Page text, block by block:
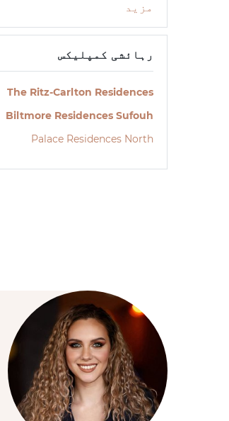
مزید
رہائشی کمپلیکس
The Ritz-Carlton Residences
Biltmore Residences Sufouh
Palace Residences North